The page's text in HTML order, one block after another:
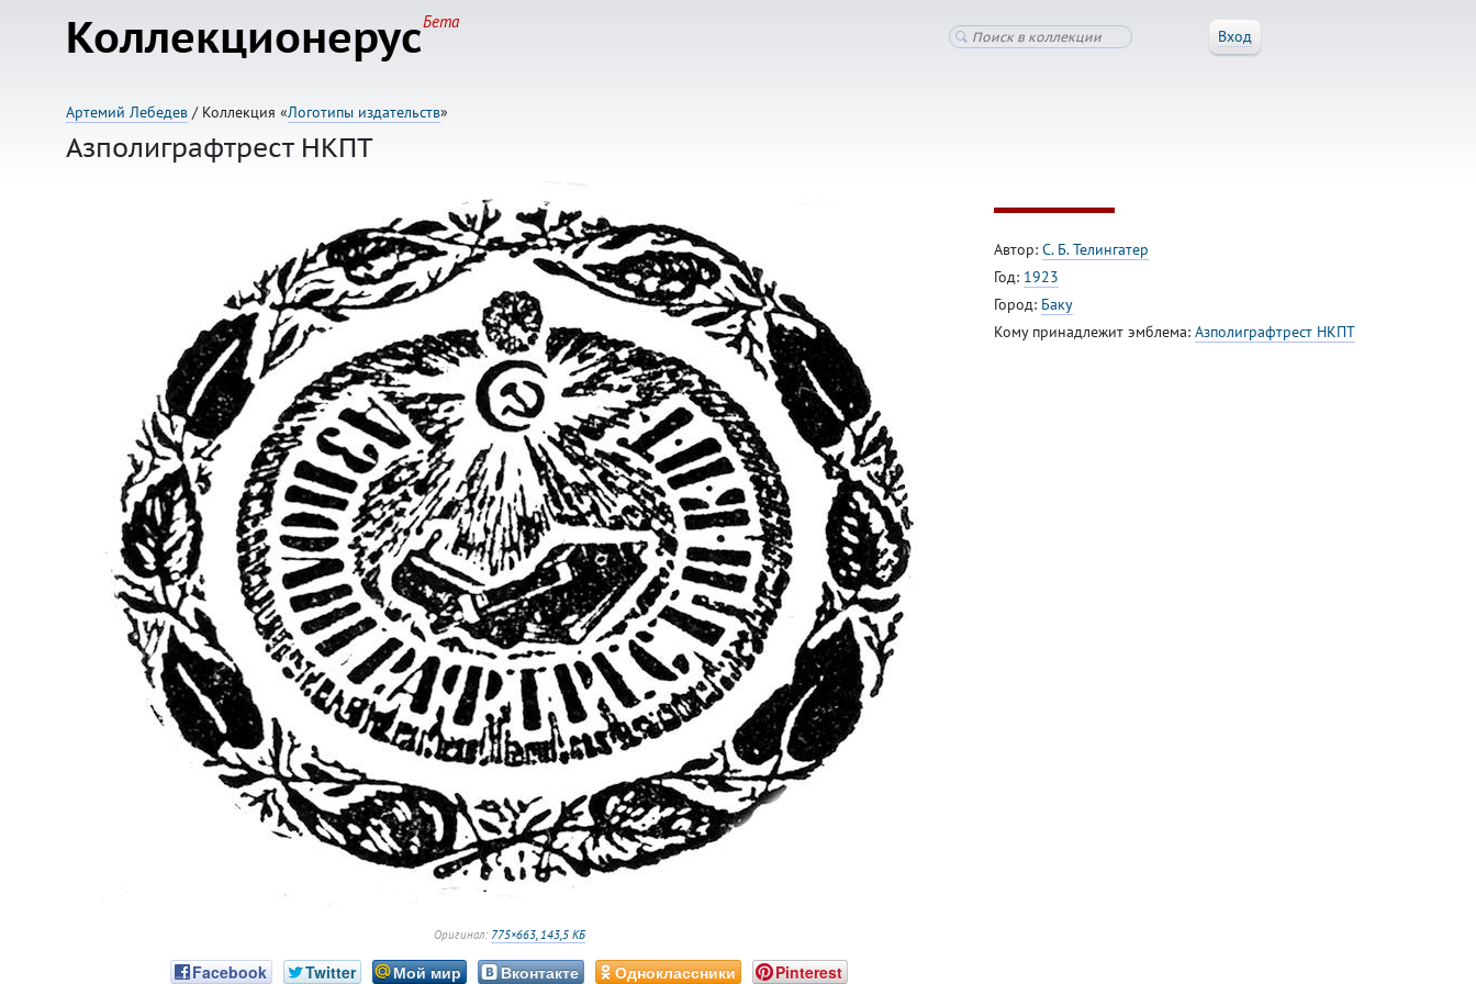
КоллекционерусБета
Вход
Артемий Лебедев / Коллекция «Логотипы издательств»
Азполиграфтрест НКПТ
Оригинал: 775×663, 143,5 КБ
Facebook Twitter Мой мир Вконтакте Одноклассники Pinterest
Автор: С. Б. Телингатер
Год: 1923
Город: Баку
Кому принадлежит эмблема: Азполиграфтрест НКПТ